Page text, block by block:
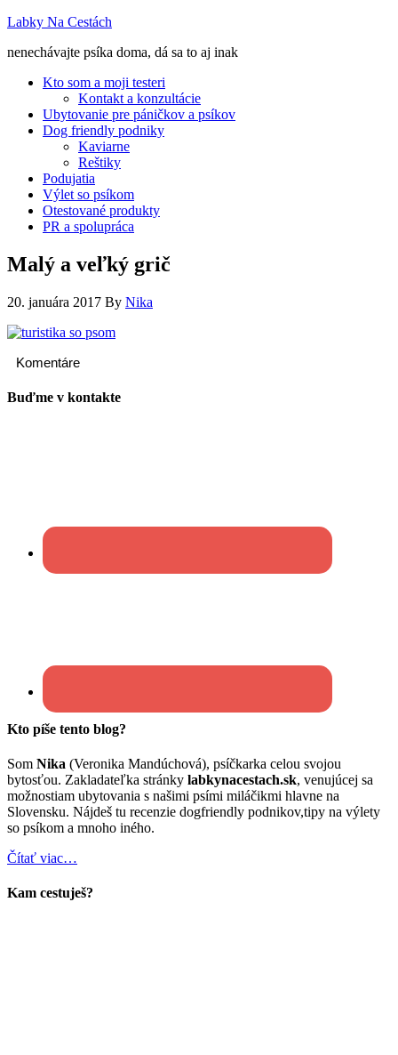
Labky Na Cestách
nenechávajte psíka doma, dá sa to aj inak
Kto som a moji testeri
Kontakt a konzultácie
Ubytovanie pre páničkov a psíkov
Dog friendly podniky
Kaviarne
Reštiky
Podujatia
Výlet so psíkom
Otestované produkty
PR a spolupráca
Malý a veľký grič
20. januára 2017 By Nika
Komentáre
Buďme v kontakte
Kto píše tento blog?
Som Nika (Veronika Mandúchová), psíčkarka celou svojou
bytosťou. Zakladateľka stránky labkynacestach.sk, venujúcej sa
možnostiam ubytovania s našimi psími miláčikmi hlavne na
Slovensku. Nájdeš tu recenzie dogfriendly podnikov,tipy na výlety
so psíkom a mnoho iného.
Čítať viac…
Kam cestuješ?